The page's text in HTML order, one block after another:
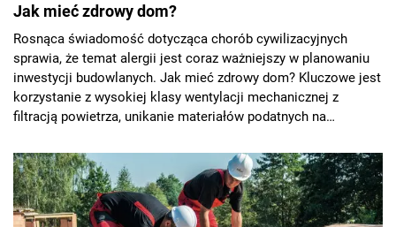
Jak mieć zdrowy dom?
Rosnąca świadomość dotycząca chorób cywilizacyjnych
sprawia, że temat alergii jest coraz ważniejszy w planowaniu
inwestycji budowlanych. Jak mieć zdrowy dom? Kluczowe jest
korzystanie z wysokiej klasy wentylacji mechanicznej z
filtracją powietrza, unikanie materiałów podatnych na
dużej emisji substancji drażniących, szkodliwych dla naszego
zdrowia. Poznaj rozwiązania budowlane, materiały i systemy
instalacyjne przeznaczone do budownictwa antyalergicznego.